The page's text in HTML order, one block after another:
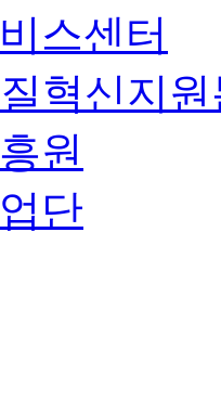
스센터
혁신지
원
단